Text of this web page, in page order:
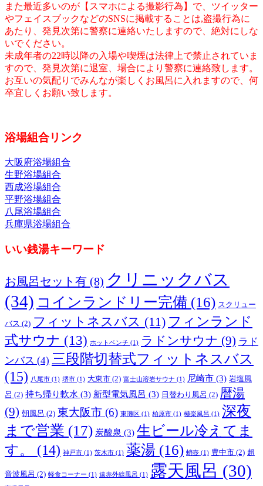
また最近多いのが【スマホによる撮影行為】で、ツイッター
やフェイスブックなどのSNSに掲載することは,盗撮行為に
あたり、発見次第に警察に連絡いたしますので、絶対にしな
いでください。
未成年者の22時以降の入場や喫煙は法律上で禁止されていま
すので、発見次第に退室、場合により警察に連絡致します。
お互いの気配りでみんなが楽しくお風呂に入れますので、何
卒宜しくお願い致します。
浴場組合リンク
大阪府浴場組合
生野浴場組合
西成浴場組合
平野浴場組合
八尾浴場組合
兵庫県浴場組合
いい銭湯キーワード
お風呂セット有 (8) クリニックバス
(34) コインランドリー完備 (16) スクリュー
バス (2) フィットネスバス (11) フィンランド
式サウナ (13) ホットベンチ (1) ラドンサウナ (9) ラド
ンバス (4) 三段階切替式フィットネスバス
(15)
八尾市 (1) 堺市 (1) 大東市 (2) 富士山溶岩サウナ (1) 尼崎市 (3) 岩塩風
呂 (2) 持ち帰り軟水 (3) 新型電気風呂 (3) 日替わり風呂 (2) 暦湯
(9) 朝風呂 (2) 東大阪市 (6) 東灘区 (1) 柏原市 (1) 極楽風呂 (1) 深夜
まで営業 (17) 炭酸泉 (3) 生ビール冷えてま
す。
(14) 神戸市 (1) 茨木市 (1) 薬湯 (16) 蛸壺 (1) 豊中市 (2) 超
音波風呂 (2) 軽食コーナー (1) 遠赤外線風呂 (1) 露天風呂 (30)